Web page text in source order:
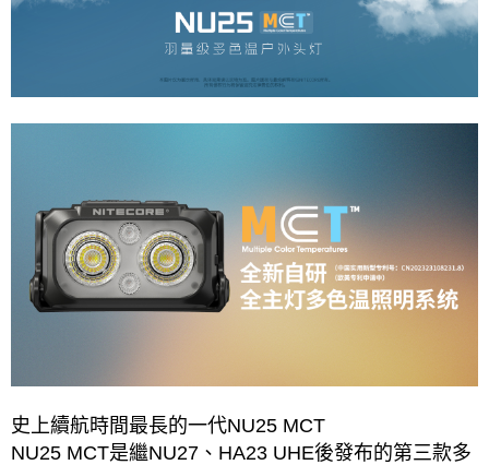
史上續航時間最長的一代NU25 MCT
NU25 MCT是繼NU27、HA23 UHE後發布的第三款多